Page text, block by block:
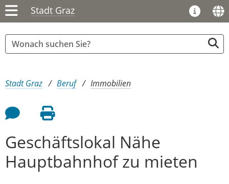
Stadt Graz
Sie sind hier:
Stadt Graz Beruf Immobilien
Feedback an Autor
Seite drucken
Geschäftslokal Nähe
Hauptbahnhof zu mieten